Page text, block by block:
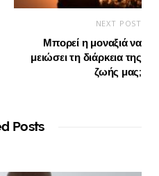
NEXT POST
Μπορεί η μοναξιά να
μειώσει τη διάρκεια της
ζωής μας;
Posts